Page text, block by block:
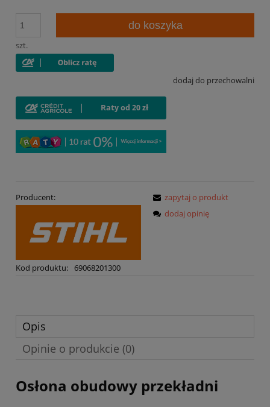
szt.
do koszyka
dodaj do przechowalni
Producent:
Kod produktu: 69068201300
zapytaj o produkt
dodaj opinię
Opis
Opinie o produkcie (0)
Osłona obudowy przekładni